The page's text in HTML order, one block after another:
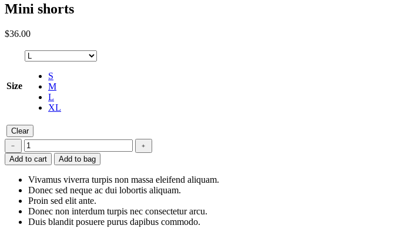
Mini shorts
$36.00
Size
S
M
L
XL
Clear
Mini
shorts
quantity
﹣
﹢
Add to cart
Add to bag
Vivamus viverra turpis non massa eleifend aliquam.
Donec sed neque ac dui lobortis aliquam.
Proin sed elit ante.
Donec non interdum turpis nec consectetur arcu.
Duis blandit posuere purus dapibus commodo.